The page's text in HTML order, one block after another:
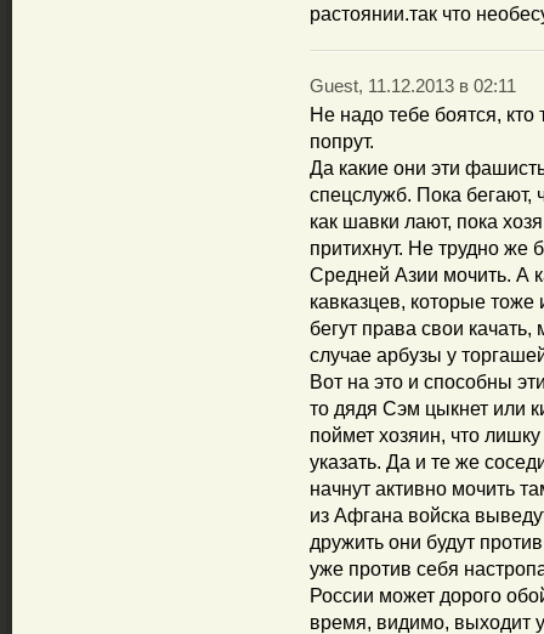
растоянии.так что
Guest, 11.12.2013 в 02:11
Не надо тебе боятся, кто
попрут.
Да какие они эти
спецслужб. Пока бегают,
как шавки лают, пока
притихнут. Не трудно же
Средней Азии мочить. А
кавказцев, которые тоже
бегут права свои
случае арбузы у
Вот на это и способны
то дядя Сэм цыкнет или
поймет хозяин, что
указать. Да и те же
начнут активно мочить
из Афгана войска
дружить они будут
уже против себя
России может дорого
время, видимо, выходит